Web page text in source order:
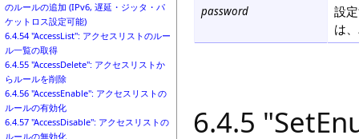
のルールの追加 (IPv6, 遅延・ジッタ・パ
ケットロス設定可能)
6.4.54 "AccessList": アクセスリストのルー
ル一覧の取得
6.4.55 "AccessDelete": アクセスリストか
らルールを削除
6.4.56 "AccessEnable": アクセスリストの
ルールの有効化
6.4.57 "AccessDisable": アクセスリストの
ルールの無効化
password
設
は
6.4.5